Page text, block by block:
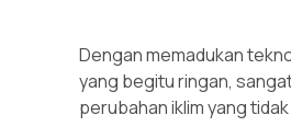
Dengan memadukan
yang begitu ringan,
perubahan iklim yang